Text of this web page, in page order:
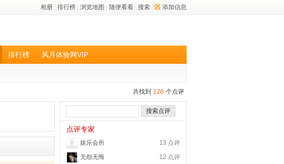
相册 排行榜 浏览地图 随便看看 搜索 添加信息
排行榜 风月体验网VIP
共找到 126 个点评
搜索点评
点评专家
13 点评
娱乐会所
12 点评
无怨无悔